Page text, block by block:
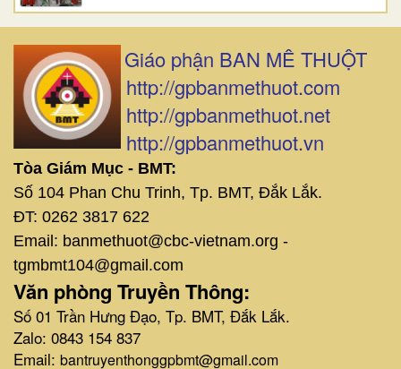
Giáo phận BAN MÊ THUỘT
http://gpbanmethuot.com
http://gpbanmethuot.net
http://gpbanmethuot.vn
Tòa Giám Mục - BMT:
Số 104 Phan Chu Trinh, Tp. BMT, Đắk Lắk.
ĐT: 0262 3817 622
Email: banmethuot@cbc-vietnam.org -
tgmbmt104@gmail.com
Văn phòng Truyền Thông:
Số 01 Trần Hưng Đạo, Tp. BMT, Đắk Lắk.
Zalo: 0843 154 837
Email: bantruyenthonggpbmt@gmail.com